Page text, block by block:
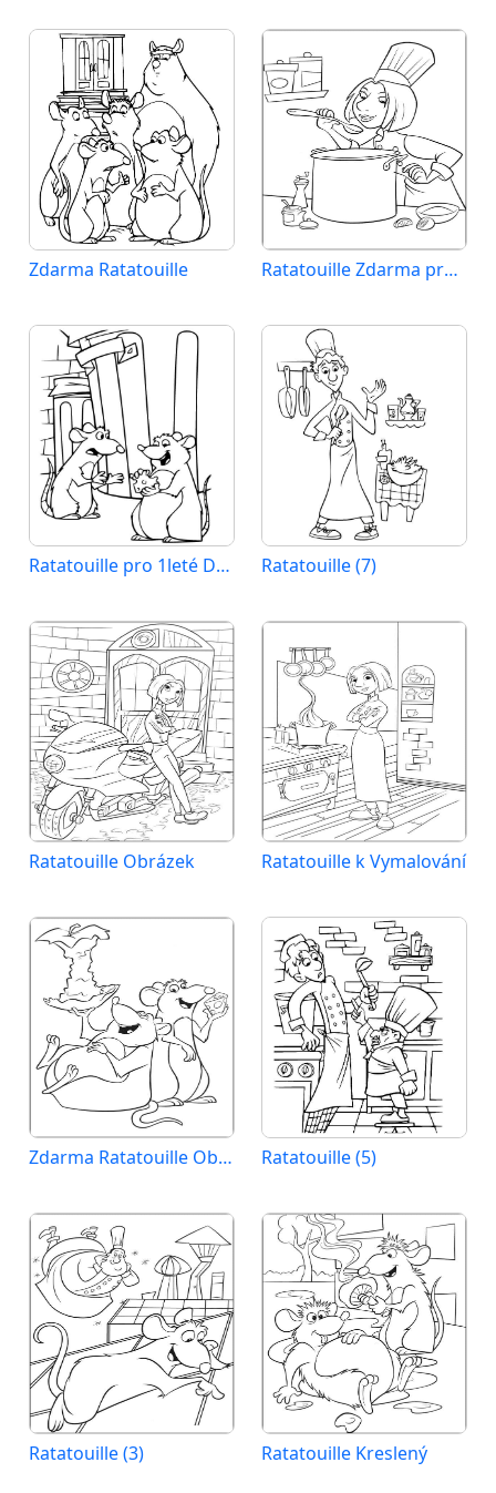
Zdarma Ratatouille Ratatouille Zdarma pro Děti
Ratatouille pro 1leté Děti Ratatouille (7)
Ratatouille Obrázek Ratatouille k Vymalování
Zdarma Ratatouille Obrázek Ratatouille (5)
Ratatouille (3) Ratatouille Kreslený